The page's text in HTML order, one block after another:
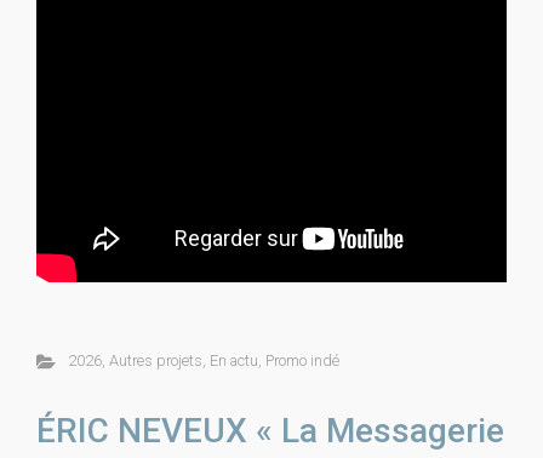
2026, Autres projets, En actu, Promo indé
ÉRIC NEVEUX « La Messagerie